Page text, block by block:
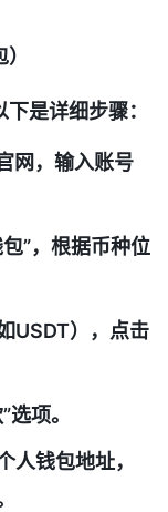
是详细步骤：
网，输入账号
”，根据币种位
USDT），点击
项。
人钱包地址，